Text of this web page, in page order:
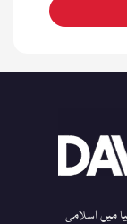
میں اسلامی